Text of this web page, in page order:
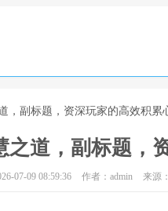
，副标题，资深玩家的高效积累
之道，副标题，
07-09 08:59:36 作者：admin 来源